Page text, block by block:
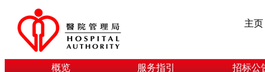
主页
概览 服务指引 招标公